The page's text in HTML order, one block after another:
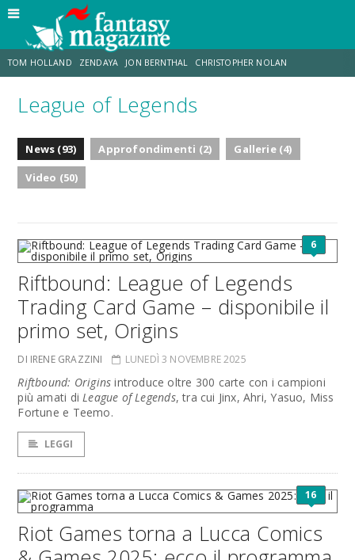
TOM HOLLAND ZENDAYA JON BERNTHAL CHRISTOPHER NOLAN
STRANIMONDI LUCCA COMICS & GAMES ODISSEA
SPIDER-MAN: BRAND NEW DAY
League of Legends
News (93) Approfondimenti (2)
Gallerie (4)
Video (50)
6
Riftbound: League of Legends
Trading Card Game – disponibile il
primo set, Origins
DI IRENE GRAZZINI LUNEDÌ 3 NOVEMBRE 2025
Riftbound: Origins introduce oltre 300 carte con i campioni
più amati diLeague of Legends, tra cui Jinx, Ahri, Yasuo, Miss
Fortune e Teemo.
LEGGI
16
Riot Games torna a Lucca Comics